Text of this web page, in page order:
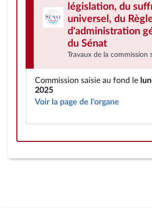
législation, du
universel, du
d'administration
du Sénat
Travaux de la commission
Commission saisie au fond le
2025
Voir la page de l'organe